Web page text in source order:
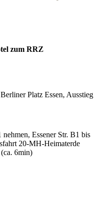
zum RRZ
Platz Essen, Ausstieg
Essener Str. B1 bis
20-MH-Hei­mat­er­de
6min)